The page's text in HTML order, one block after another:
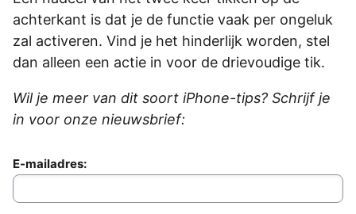
achterkant is dat je de functie vaak per ongeluk
zal activeren. Vind je het hinderlijk worden, stel
dan alleen een actie in voor de drievoudige tik.
Wil je meer van dit soort iPhone-tips? Schrijf je
in voor onze nieuwsbrief:
E-mailadres: